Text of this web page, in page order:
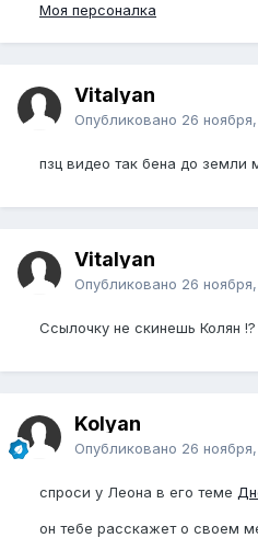
Моя персоналка
Vitalyan
Опубликовано 26
пзц видео так бена до земли
Vitalyan
Опубликовано 26
Ссылочку не скинешь Колян !?
Kolyan
Опубликовано 26
спроси у Леона в его теме
он тебе расскажет о своем